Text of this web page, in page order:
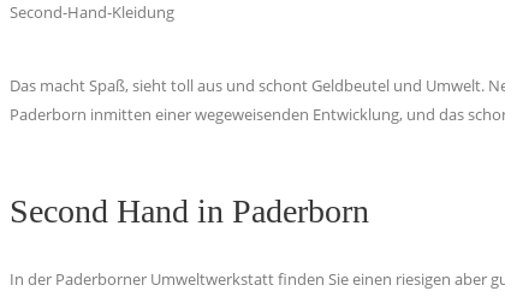
Second-Hand-Kleidung
Das macht Spaß, sieht toll aus und schont Geldbeutel und Umwelt.
Paderborn inmitten einer wegeweisenden Entwicklung, und das
Second Hand in Paderborn
In der Paderborner Umweltwerkstatt finden Sie einen riesigen aber